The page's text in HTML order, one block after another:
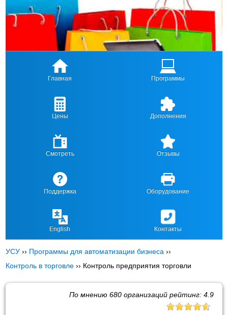
Главная Программы
Цены Дополнения
Смотреть Отзывы
Поддержка Оборудование
English Контакты
УСУ ›› Программы для автоматизации бизнеса ››
Контроль в торговле ›› Контроль предприятия торговли
По мнению 680организаций рейтинг: 4.9